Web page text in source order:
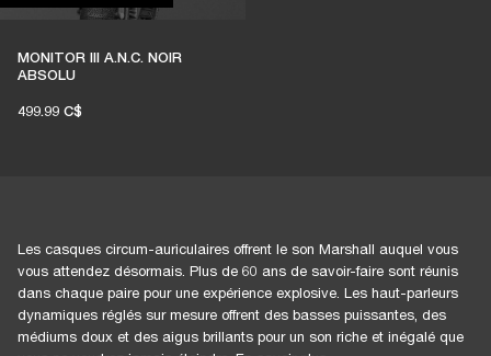
MONITOR III A.N.C. NOIR
ABSOLU
499.99 C$
Les casques circum-auriculaires offrent le son Marshall auquel vous
vous attendez désormais. Plus de 60 ans de savoir-faire sont réunis
dans chaque paire pour une expérience explosive. Les haut-parleurs
dynamiques réglés sur mesure offrent des basses puissantes, des
médiums doux et des aigus brillants pour un son riche et inégalé que